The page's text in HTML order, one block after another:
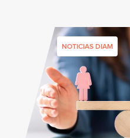
NOTICIAS DIAM